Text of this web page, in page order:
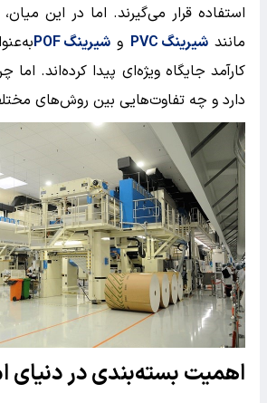
استفاده قرار می‌گیرند. اما در این
مانندشیرینگ PVC وشیرینگ POF
کارآمد جایگاه ویژه‌ای پیدا کرده‌اند.
دارد و چه تفاوت‌هایی بین روش‌های
اهمیت بسته‌بندی در دنیای